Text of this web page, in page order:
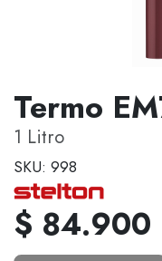
Termo
1 Litro
SKU: 998
$ 84.900